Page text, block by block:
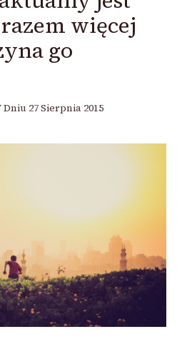
więcej
go
Dniu 27 Sierpnia 2015